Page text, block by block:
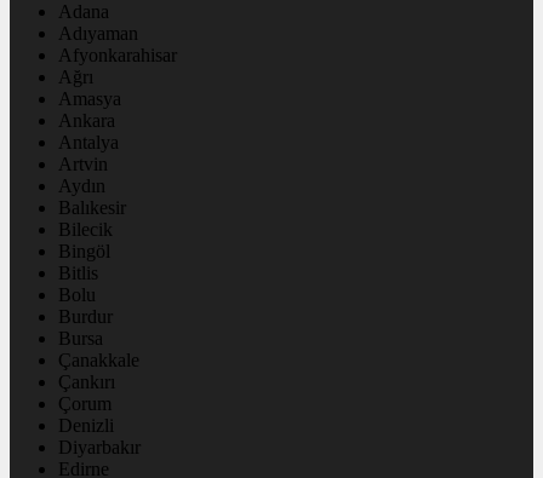
Adana
Adıyaman
Afyonkarahisar
Ağrı
Amasya
Ankara
Antalya
Artvin
Aydın
Balıkesir
Bilecik
Bingöl
Bitlis
Bolu
Burdur
Bursa
Çanakkale
Çankırı
Çorum
Denizli
Diyarbakır
Edirne